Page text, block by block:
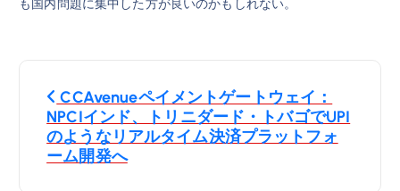
投
稿
ナ
CCAvenueペイメントゲートウェイ：
NPCIインド、トリニダード・トバゴでUPI
のようなリアルタイム決済プラットフォ
ーム開発へ